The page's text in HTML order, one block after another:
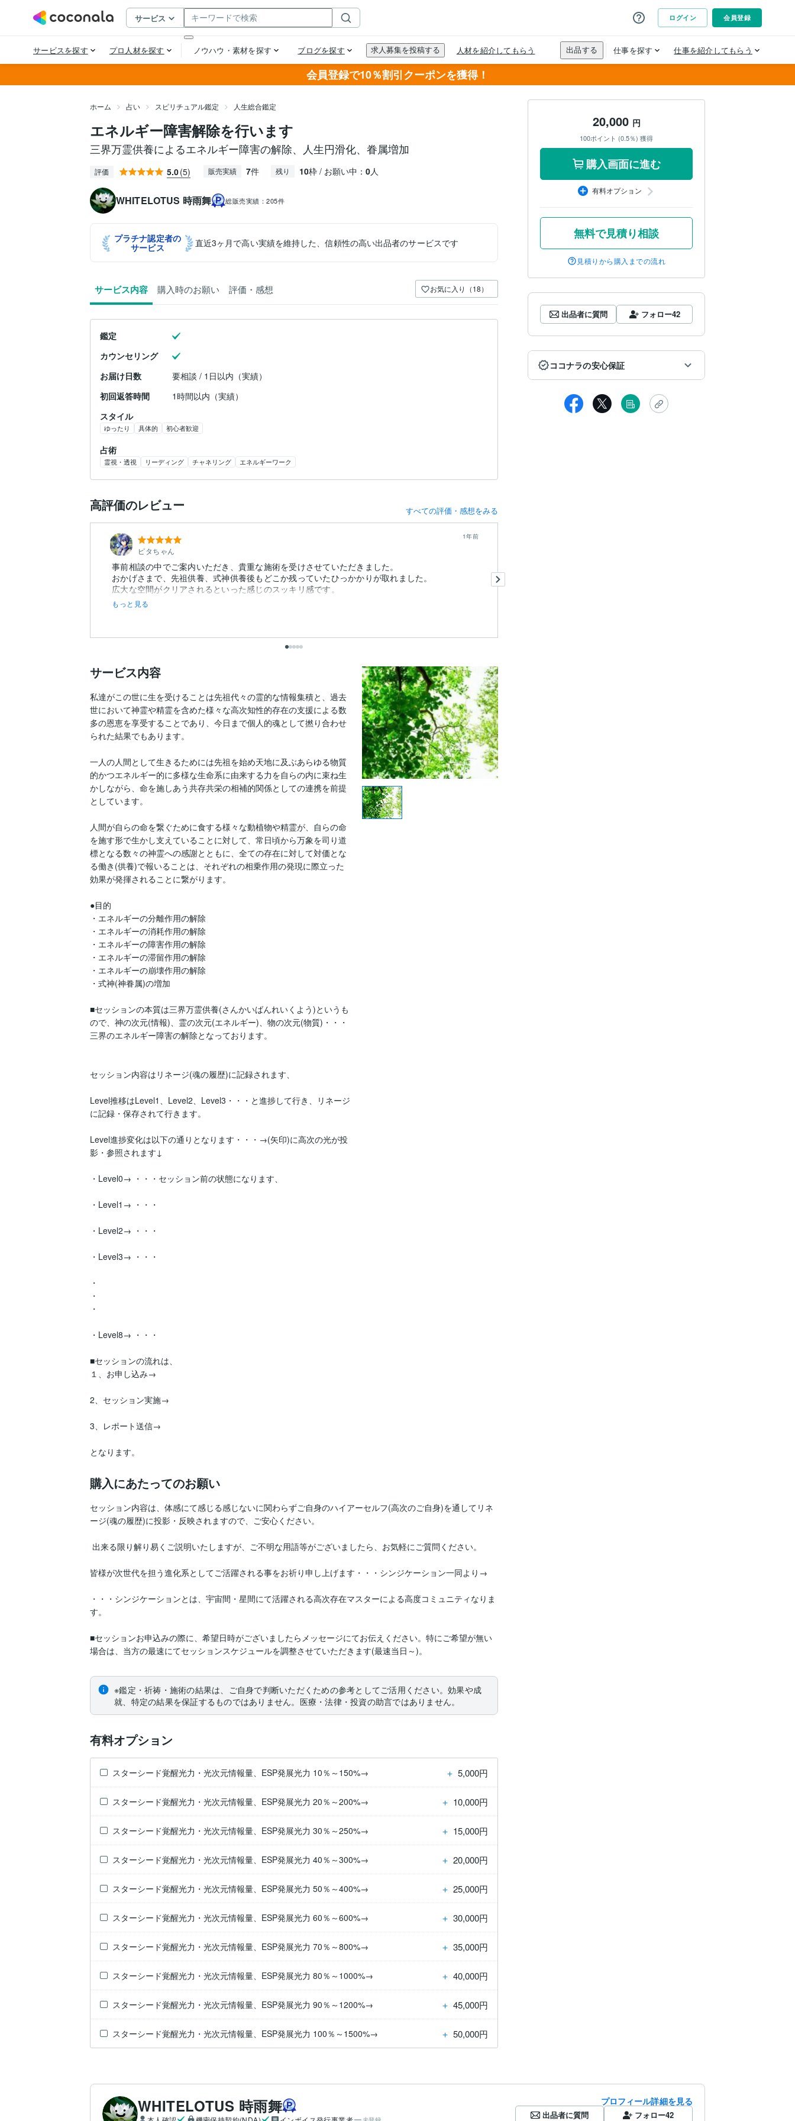
会員登録で10％割引クーポンを獲得！
ホーム 占い スピリチュアル鑑定 人生総合鑑定
エネルギー障害解除を行います
三界万霊供養によるエネルギー障害の解除、人生円滑化、眷属増加
評価 5.0(5) 販売実績 7件 残り 10枠 / お願い中： 0人
WHITELOTUS 時雨舞 総販売実績：205件
プラチナ認定者の
サービス
直近3ヶ月で高い実績を維持した、信頼性の高い出品者のサービスです
サービス内容 購入時のお願い 評価・感想 お気に入り（18）
鑑定
カウンセリング
お届け日数
要相談 / 1日以内（実績）
初回返答時間
1時間以内（実績）
スタイル
ゆったり 具体的 初心者歓迎
占術
霊視・透視 リーディング チャネリング エネルギーワーク
高評価のレビュー すべての評価・感想をみる
ピタちゃん
1年前
事前相談の中でご案内いただき、貴重な施術を受けさせていただきました。
おかげさまで、先祖供養、式神供養後もどこか残っていたひっかかりが取れました。
広大な空間がクリアされるといった感じのスッキリ感です。
もっと見る
サービス内容
私達がこの世に生を受けることは先祖代々の霊的な情報集積と、過去
世において神霊や精霊を含めた様々な高次知性的存在の支援による数
多の恩恵を享受することであり、今日まで個人的魂として撚り合わせ
られた結果でもあります。
一人の人間として生きるためには先祖を始め天地に及ぶあらゆる物質
的かつエネルギー的に多様な生命系に由来する力を自らの内に束ね生
かしながら、命を施しあう共存共栄の相補的関係としての連携を前提
としています。
人間が自らの命を繋ぐために食する様々な動植物や精霊が、自らの命
を施す形で生かし支えていることに対して、常日頃から万象を司り道
標となる数々の神霊への感謝とともに、全ての存在に対して対価とな
る働き(供養)で報いることは、それぞれの相乗作用の発現に際立った
効果が発揮されることに繋がります。
●目的
・エネルギーの分離作用の解除
・エネルギーの消耗作用の解除
・エネルギーの障害作用の解除
・エネルギーの滞留作用の解除
・エネルギーの崩壊作用の解除
・式神(神眷属)の増加
■セッションの本質は三界万霊供養(さんかいばんれいくよう)というも
ので、神の次元(情報)、霊の次元(エネルギー)、物の次元(物質)・・・
三界のエネルギー障害の解除となっております。
セッション内容はリネージ(魂の履歴)に記録されます、
Level推移はLevel1、Level2、Level3・・・と進捗して行き、リネージ
に記録・保存されて行きます。
Level進捗変化は以下の通りとなります・・・→(矢印)に高次の光が投
影・参照されます↓
・Level0→ ・・・セッション前の状態になります、
・Level1→ ・・・
・Level2→ ・・・
・Level3→ ・・・
・
・
・
・Level8→ ・・・
■セッションの流れは、
１、お申し込み→
2、セッション実施→
3、レポート送信→
となります。
購入にあたってのお願い
セッション内容は、体感にて感じる感じないに関わらずご自身のハイアーセルフ(高次のご自身)を通してリネ
ージ(魂の履歴)に投影・反映されますので、ご安心ください。
皆様が次世代を担う進化系としてご活躍される事をお祈り申し上げます・・・シンジケーション一同より→
・・・シンジケーションとは、宇宙間・星間にて活躍される高次存在マスターによる高度コミュニティなりま
す。
■セッションお申込みの際に、希望日時がございましたらメッセージにてお伝えください。特にご希望が無い
場合は、当方の最速にてセッションスケジュールを調整させていただきます(最速当日～)。
※鑑定・祈祷・施術の結果は、ご自身で判断いただくための参考としてご活用ください。効果や成
就、特定の結果を保証するものではありません。医療・法律・投資の助言ではありません。
有料オプション
スターシード覚醒光力・光次元情報量、ESP発展光力 10％～150%→ ＋ 5,000円
スターシード覚醒光力・光次元情報量、ESP発展光力 20％～200%→ ＋ 10,000円
スターシード覚醒光力・光次元情報量、ESP発展光力 30％～250%→ ＋ 15,000円
スターシード覚醒光力・光次元情報量、ESP発展光力 40％～300%→ ＋ 20,000円
スターシード覚醒光力・光次元情報量、ESP発展光力 50％～400%→ ＋ 25,000円
スターシード覚醒光力・光次元情報量、ESP発展光力 60％～600%→ ＋ 30,000円
スターシード覚醒光力・光次元情報量、ESP発展光力 70％～800%→ ＋ 35,000円
スターシード覚醒光力・光次元情報量、ESP発展光力 80％～1000%→ ＋ 40,000円
スターシード覚醒光力・光次元情報量、ESP発展光力 90％～1200%→ ＋ 45,000円
スターシード覚醒光力・光次元情報量、ESP発展光力 100％～1500%→ ＋ 50,000円
20,000 円
100ポイント (0.5％) 獲得
購入画面に進む
有料オプション
無料で見積り相談
見積りから購入までの流れ
出品者に質問 フォロー42
ココナラの安心保証
WHITELOTUS 時雨舞 プロフィール詳細を見る
出品者に質問 フォロー42